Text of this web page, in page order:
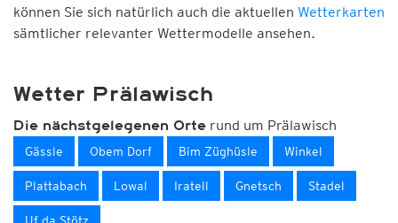
können Sie sich natürlich auch die aktuellen Wetterkarten
sämtlicher relevanter Wettermodelle ansehen.
Wetter Prälawisch
Die nächstgelegenen Orte rund um Prälawisch
Gässle Obem Dorf Bim Züghüsle Winkel
Plattabach Lowal Iratell Gnetsch Stadel